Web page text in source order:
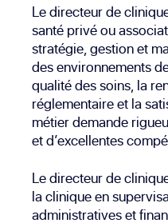
Le directeur de
santé privé ou
stratégie, gestion et
des environnements
qualité des soins, la
réglementaire et la
métier demande
et d’excellentes
Le directeur de
la clinique en
administratives et